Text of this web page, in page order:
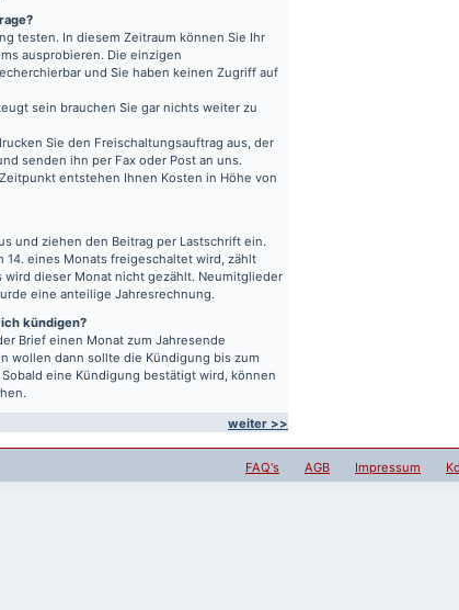
testen. In diesem Zeitraum können Sie Ihr
ausprobieren. Die einzigen
und Sie haben keinen Zugriff auf
sein brauchen Sie gar nichts weiter zu
Sie den Freischaltungsauftrag aus, der
senden ihn per Fax oder Post an uns.
entstehen Ihnen Kosten in Höhe von
und ziehen den Beitrag per Lastschrift ein.
14. eines Monats freigeschaltet wird, zählt
wird dieser Monat nicht gezählt. Neumitglieder
eine anteilige Jahresrechnung.
kündigen?
Brief einen Monat zum Jahresende
wollen dann sollte die Kündigung bis zum
eine Kündigung bestätigt wird, können
weiter >>
FAQ's AGB Impressum